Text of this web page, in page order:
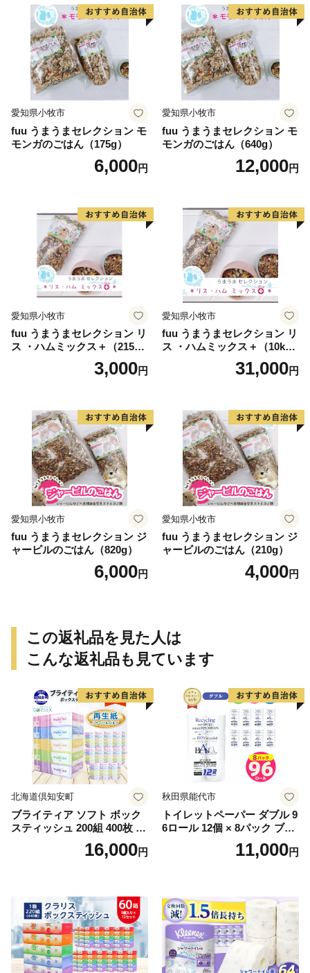
愛知県小牧市
fuu うまうまセレクション モ
モンガのごはん（175g）
6,000円
愛知県小牧市
fuu うまうまセレクション モ
モンガのごはん（640g）
12,000円
愛知県小牧市
fuu うまうまセレクション リ
ス ・ハムミックス＋（215
3,000円
愛知県小牧市
fuu うまうまセレクション リ
ス ・ハムミックス＋（10k
31,000円
愛知県小牧市
fuu うまうまセレクション ジ
ャービルのごはん（820g）
6,000円
愛知県小牧市
fuu うまうまセレクション ジ
ャービルのごはん（210g）
4,000円
この返礼品を見た人は
こんな返礼品も見ています
北海道倶知安町
ブライティア ソフト ボック
スティッシュ 200組 400枚 60
箱 日本製 まとめ買い ティッ
シュ リサイクル 長持 防災 常
倶知安町 日用品
16,000円
秋田県能代市
トイレットペーパー ダブル 9
6ロール 12個 × 8パック ブラ
ンカ 再生紙 100％ 芯あり 日
用品 消耗品 無香料 生活用品
11,000円